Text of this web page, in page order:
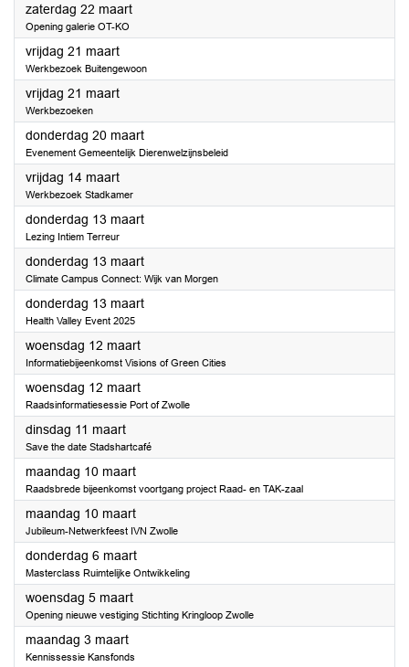
zaterdag 22 maart2025
Opening galerie OT-KO
vrijdag 21 maart2025
Werkbezoek Buitengewoon
vrijdag 21 maart2025
Werkbezoeken
donderdag 20 maart2025
Evenement Gemeentelijk Dierenwelzijnsbeleid
vrijdag 14 maart2025
Werkbezoek Stadkamer
donderdag 13 maart2025
Lezing Intiem Terreur
donderdag 13 maart2025
Climate Campus Connect: Wijk van Morgen
donderdag 13 maart2025
Health Valley Event 2025
woensdag 12 maart2025
Informatiebijeenkomst Visions of Green Cities
woensdag 12 maart2025
Raadsinformatiesessie Port of Zwolle
dinsdag 11 maart2025
Save the date Stadshartcafé
maandag 10 maart2025
Raadsbrede bijeenkomst voortgang project Raad- en TAK-zaal
maandag 10 maart2025
Jubileum-Netwerkfeest IVN Zwolle
donderdag 6 maart2025
Masterclass Ruimtelijke Ontwikkeling
woensdag 5 maart2025
Opening nieuwe vestiging Stichting Kringloop Zwolle
maandag 3 maart2025
Kennissessie Kansfonds